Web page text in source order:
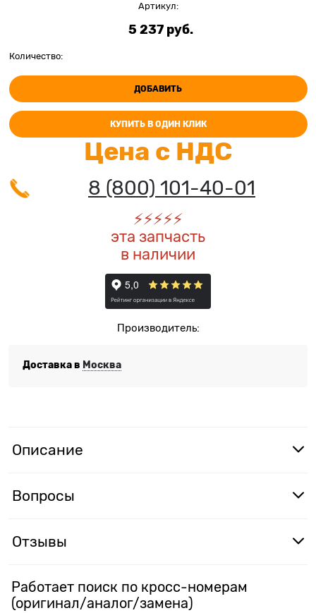
Артикул:
5 237 руб.
Количество:
ДОБАВИТЬ
КУПИТЬ В ОДИН КЛИК
Цена с НДС
8 (800) 101-40-01
⚡️⚡️⚡️⚡️⚡️
эта запчасть
в наличии
Производитель:
Доставка в Москва
Описание
Вопросы
Отзывы
Работает поиск по кросс-номерам
(оригинал/аналог/замена)